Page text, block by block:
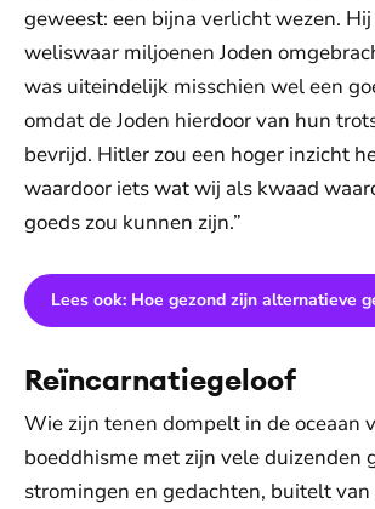
geweest: een bijna verlicht wezen.
weliswaar miljoenen Joden
was uiteindelijk misschien wel een
omdat de Joden hierdoor van hun
bevrijd. Hitler zou een hoger inzicht
waardoor iets wat wij als kwaad
goeds zou kunnen zijn.”
Lees ook: Hoe gezond zijn alternatieve
Reïncarnatiegeloof
Wie zijn tenen dompelt in de oceaan
boeddhisme met zijn vele duizenden
stromingen en gedachten, buitelt van